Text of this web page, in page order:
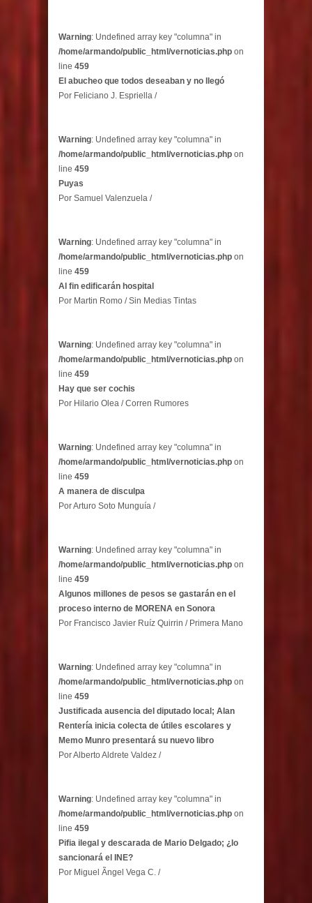
Warning: Undefined array key "columna" in
/home/armando/public_html/vernoticias.php on
line 459
El abucheo que todos deseaban y no llegó
Por Feliciano J. Espriella /
Warning: Undefined array key "columna" in
/home/armando/public_html/vernoticias.php on
line 459
Puyas
Por Samuel Valenzuela /
Warning: Undefined array key "columna" in
/home/armando/public_html/vernoticias.php on
line 459
Al fin edificarán hospital
Por Martin Romo / Sin Medias Tintas
Warning: Undefined array key "columna" in
/home/armando/public_html/vernoticias.php on
line 459
Hay que ser cochis
Por Hilario Olea / Corren Rumores
Warning: Undefined array key "columna" in
/home/armando/public_html/vernoticias.php on
line 459
A manera de disculpa
Por Arturo Soto Munguía /
Warning: Undefined array key "columna" in
/home/armando/public_html/vernoticias.php on
line 459
Algunos millones de pesos se gastarán en el
proceso interno de MORENA en Sonora
Por Francisco Javier Ruíz Quirrin / Primera Mano
Warning: Undefined array key "columna" in
/home/armando/public_html/vernoticias.php on
line 459
Justificada ausencia del diputado local; Alan
Rentería inicia colecta de útiles escolares y
Memo Munro presentará su nuevo libro
Por Alberto Aldrete Valdez /
Warning: Undefined array key "columna" in
/home/armando/public_html/vernoticias.php on
line 459
Pifia ilegal y descarada de Mario Delgado; ¿lo
sancionará el INE?
Por Miguel Ãngel Vega C. /